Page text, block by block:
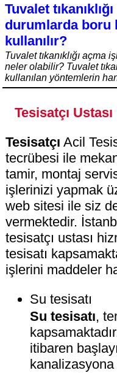
Tuvalet
durumlarda boru
kullanılır?
Tuvalet tıkanıklığı açma
neler olabilir? Tuvalet
kullanılan yöntemlerin
Tesisatçı Ustası
Tesisatçı Acil
tecrübesi ile
tamir, montaj
işlerinizi yapmak
web sitesi ile siz
vermektedir.
tesisatçı ustası
tesisatı
işlerini maddeler
Su tesisatı
Su tesisatı,
itibaren